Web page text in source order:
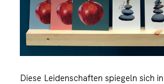
Diese Leidenschaften spiegeln sich